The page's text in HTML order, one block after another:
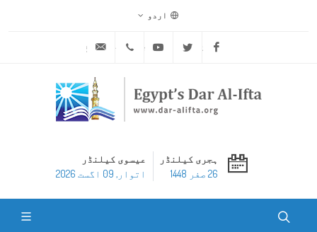
اردو
Facebook
Twitter
Youtube
ہجری کیلنڈر
26 صفر 1448
عیسوی کیلنڈر
اتوار, 09 اگست 2026